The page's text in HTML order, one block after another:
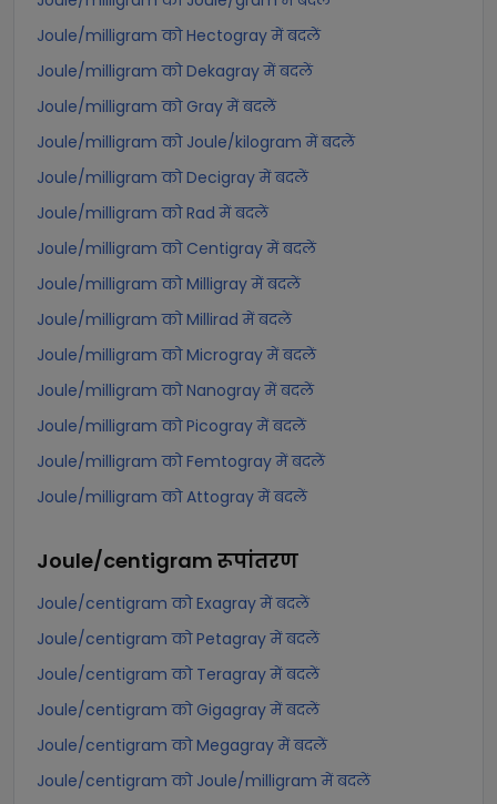
Joule/milligram को Hectogray में बदलें
Joule/milligram को Dekagray में बदलें
Joule/milligram को Gray में बदलें
Joule/milligram को Joule/kilogram में बदलें
Joule/milligram को Decigray में बदलें
Joule/milligram को Rad में बदलें
Joule/milligram को Centigray में बदलें
Joule/milligram को Milligray में बदलें
Joule/milligram को Millirad में बदलें
Joule/milligram को Microgray में बदलें
Joule/milligram को Nanogray में बदलें
Joule/milligram को Picogray में बदलें
Joule/milligram को Femtogray में बदलें
Joule/milligram को Attogray में बदलें
Joule/centigram रूपांतरण
Joule/centigram को Exagray में बदलें
Joule/centigram को Petagray में बदलें
Joule/centigram को Teragray में बदलें
Joule/centigram को Gigagray में बदलें
Joule/centigram को Megagray में बदलें
Joule/centigram को Joule/milligram में बदलें